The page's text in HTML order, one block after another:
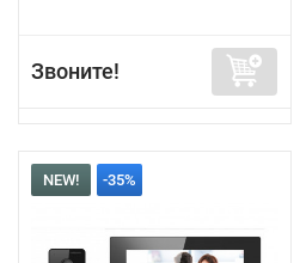
Звоните!
NEW! -35%